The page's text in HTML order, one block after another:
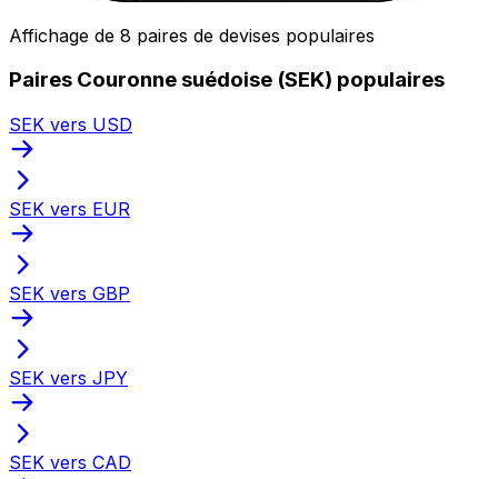
Affichage de 8 paires de devises populaires
Paires Couronne suédoise (SEK) populaires
SEK vers USD
SEK vers EUR
SEK vers GBP
SEK vers JPY
SEK vers CAD